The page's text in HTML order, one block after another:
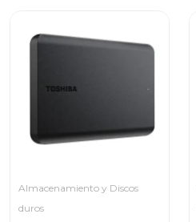
Almacenamiento y Discos
duros